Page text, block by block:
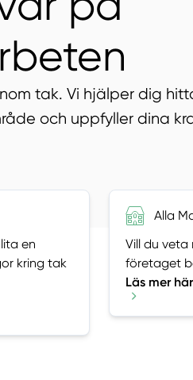
tak. Vi hjälper dig
och uppfyller dina
en
kring tak
Alla
Vill du
företaget
Läs mer här